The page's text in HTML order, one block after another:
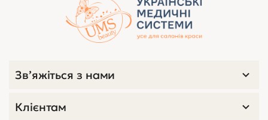
Зв’яжіться з нами
Клієнтам